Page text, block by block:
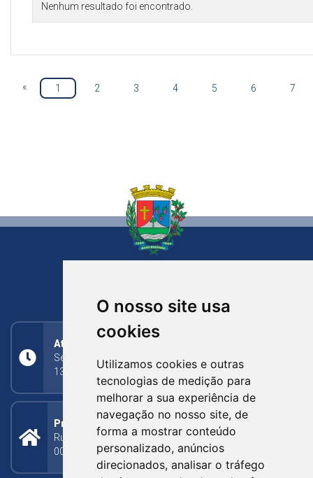
O nosso site usa
cookies
Utilizamos cookies e outras
tecnologias de medição para
melhorar a sua experiência de
navegação no nosso site, de
forma a mostrar conteúdo
personalizado, anúncios
direcionados, analisar o tráfego
Nenhum resultado foi encontrado.
« 1 2 3 4 5 6 7
Atendimento
Segunda a Sexta: 8h às 11h30min (manhã);
13h30min às 17h (tarde)
Prefeitura Municipal
Rua Silva Jardim, 505 - Bairro Centro - CEP: 95340-
000